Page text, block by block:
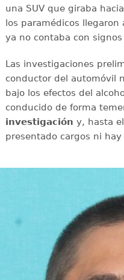
una SUV que giraba
los paramédicos
ya no contaba con
Las investigaciones
conductor del automóvil
bajo los efectos del
conducido de forma
investigación y, hasta
presentado cargos ni